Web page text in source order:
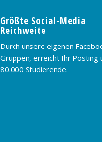
Größte Social-Media
Reichweite
Durch unsere eigenen
Gruppen, erreicht Ihr Posting
80.000 Studierende.